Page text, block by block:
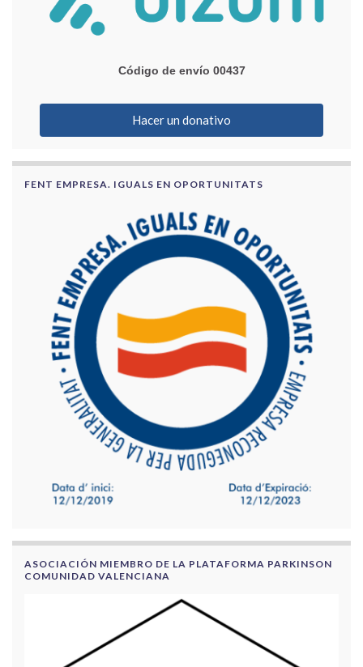
Código de envío 00437
Hacer un donativo
FENT EMPRESA. IGUALS EN OPORTUNITATS
ASOCIACIÓN MIEMBRO DE LA PLATAFORMA PARKINSON
COMUNIDAD VALENCIANA